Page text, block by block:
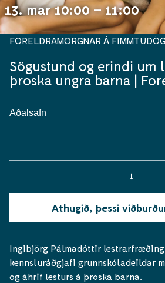
13. mar 10:00 – 11:00
Sögustund og erindi um
þroska ungra barna |
FORELDRAMORGNAR Á
Aðalsafn
Athugið, þessi
Ingibjörg Pálmadóttir
kennsluráðgjafi grunnskóladeildar
og áhrif lesturs á þroska barna.